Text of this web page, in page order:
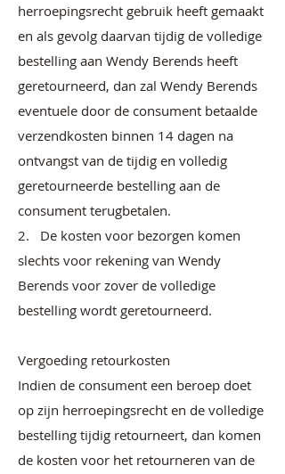
herroepingsrecht gebruik heeft gemaakt
en als gevolg daarvan tijdig de volledige
bestelling aan Wendy Berends heeft
geretourneerd, dan zal Wendy Berends
eventuele door de consument betaalde
verzendkosten binnen 14 dagen na
ontvangst van de tijdig en volledig
geretourneerde bestelling aan de
consument terugbetalen.
2. De kosten voor bezorgen komen
slechts voor rekening van Wendy
Berends voor zover de volledige
bestelling wordt geretourneerd.
Vergoeding retourkosten
Indien de consument een beroep doet
op zijn herroepingsrecht en de volledige
bestelling tijdig retourneert, dan komen
de kosten voor het retourneren van de